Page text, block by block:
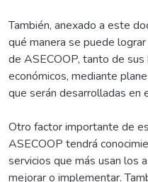
También, anexado a este
qué manera se puede
de ASECOOP, tanto de
económicos, mediante
que serán desarrolladas en
Otro factor importante de
ASECOOP tendrá
servicios que más usan los
mejorar o implementar.